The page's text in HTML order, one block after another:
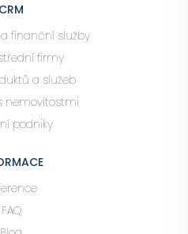
CRM
finanční služby
firmy
a služeb
nemovitostmi
podniky
FAQ